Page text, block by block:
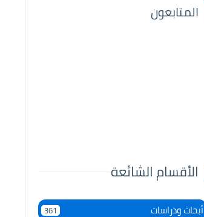
المتابعون
الأقسام الشائعة
أبحاث ودراسات 361